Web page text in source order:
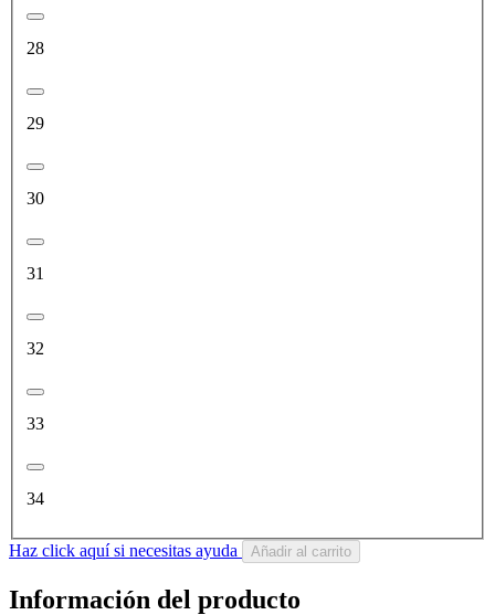
28
29
30
31
32
33
34
Haz click aquí si necesitas ayuda Añadir al carrito
Información del producto